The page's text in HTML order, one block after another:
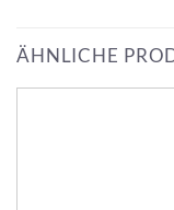
ÄHNLICHE